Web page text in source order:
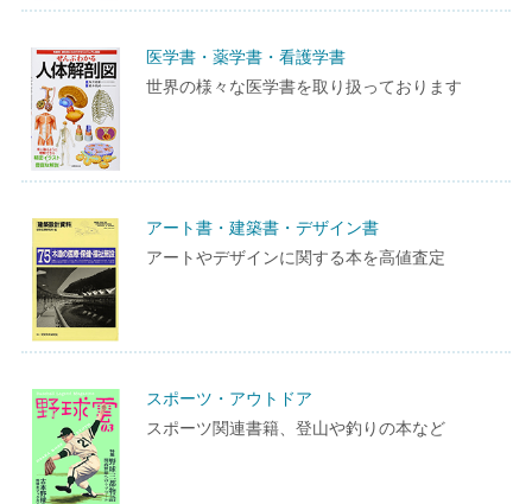
医学書・薬学書・看護学書
世界の様々な医学書を取り扱っております
アート書・建築書・デザイン書
アートやデザインに関する本を高値査定
スポーツ・アウトドア
スポーツ関連書籍、登山や釣りの本など